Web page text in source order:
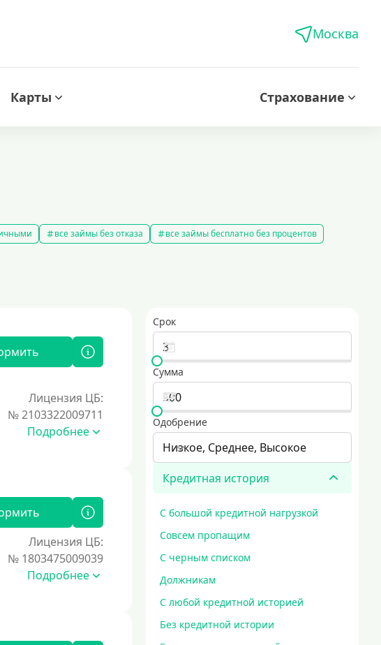
Москва
Карты Страхование
все займы без отказа
все займы бесплатно без процентов
Срок
Сумма
Одобрение
Низкое, Среднее, Высокое
Кредитная история
С большой кредитной нагрузкой
Совсем пропащим
С черным списком
Должникам
С любой кредитной историей
Без кредитной истории
Лицензия ЦБ:
№ 2103322009711
Подробнее
Лицензия ЦБ:
№ 1803475009039
Подробнее